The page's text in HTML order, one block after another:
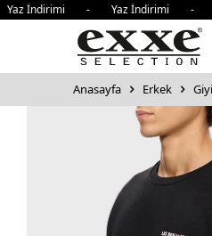
- Yaz İndirimi -
Anasayfa Erkek